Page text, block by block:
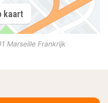
kaart
Marseille Frankrijk